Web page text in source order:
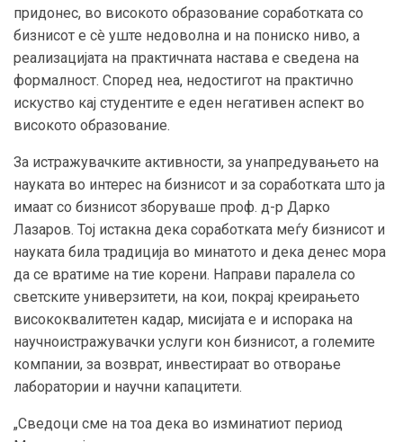
придонес, во високото образование соработката со
бизнисот е сè уште недоволна и на пониско ниво, а
реализацијата на практичната настава е сведена на
формалност. Според неа, недостигот на практично
искуство кај студентите е еден негативен аспект во
високото образование.
За истражувачките активности, за унапредувањето на
науката во интерес на бизнисот и за соработката што ја
имаат со бизнисот зборуваше проф. д-р Дарко
Лазаров. Тој истакна дека соработката меѓу бизнисот и
науката била традиција во минатото и дека денес мора
да се вратиме на тие корени. Направи паралела со
светските универзитети, на кои, покрај креирањето
висококвалитетен кадар, мисијата е и испорака на
научноистражувачки услуги кон бизнисот, а големите
компании, за возврат, инвестираат во отворање
лаборатории и научни капацитети.
„Сведоци сме на тоа дека во изминатиот период